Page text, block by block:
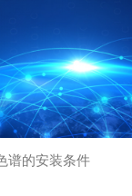
谱的安装条件